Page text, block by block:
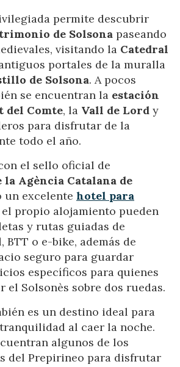
permite descubrir
de Solsona paseando
visitando la Catedral
portales de la muralla
de Solsona. A pocos
se encuentran la estación
del Comte, la Vall de Lord y
para disfrutar de la
todo el año.
el sello oficial de
Agència Catalana de
un excelente hotel para
el propio alojamiento pueden
y rutas guiadas de
BTT o e-bike, además de
seguro para guardar
específicos para quienes
el Solsonès sobre dos ruedas.
es un destino ideal para
al caer la noche.
algunos de los
del Prepirineo para disfrutar
través de productos recomendados.
para almacenar información
y elecciones personales del usuario
continuada de sus hábitos de
a ellas, podemos conocer los hábitos
el sitio web y mostrar publicidad
perfil de navegación del usuario.